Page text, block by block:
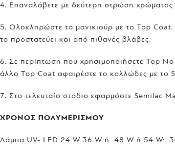
4. Επαναλάβετε με δεύτερη στρώση χρώματος
5. Ολοκληρώστε το μανικιούρ με το Top Coat.
το προστατεύει και από πιθανές βλάβες.
6. Σε περίπτωση που χρησιμοποιήσετε Top
άλλο Top Coat αφαιρέστε το κολλώδες με το
7. Στο τελευταίο στάδιο εφαρμόστε Semilac
ΧΡΟΝΟΣ ΠΟΛΥΜΕΡΙΣΜΟΥ
Λάμπα UV- LED 24 W 36 W ή 48 W ή 54 W: